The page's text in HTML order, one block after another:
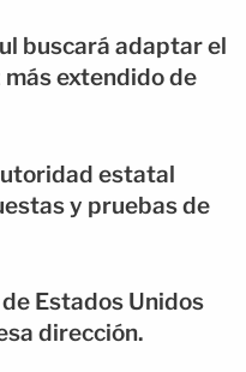
buscará adaptar el
más extendido de
estatal
y pruebas de
Estados Unidos
dirección.